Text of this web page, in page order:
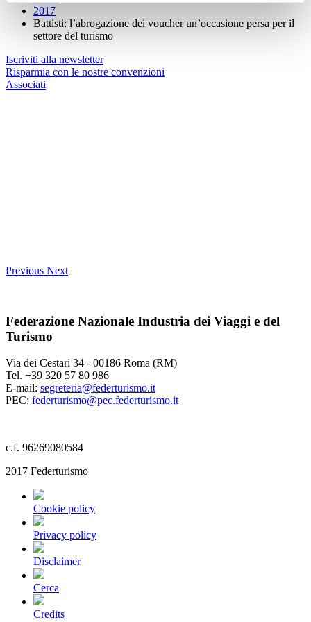
2017
Battisti: l’abrogazione dei voucher un’occasione persa per il
settore del turismo
Iscriviti alla newsletter
Risparmia con le nostre convenzioni
Associati
Previous Next
Federazione Nazionale Industria dei Viaggi e del
Turismo
Via dei Cestari 34 - 00186 Roma (RM)
Tel. +39 320 57 80 986
E-mail: segreteria@federturismo.it
PEC: federturismo@pec.federturismo.it
c.f. 96269080584
2017 Federturismo
Cookie policy
Privacy policy
Disclaimer
Cerca
Credits